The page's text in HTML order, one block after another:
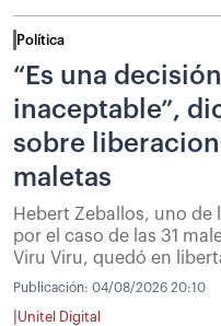
Política
“Es una
inaceptable”,
sobre
maletas
Hebert Zeballos, uno
por el caso de las 31
Viru Viru, quedó en
Publicación: 04/08/2026 20:10
Unitel Digital